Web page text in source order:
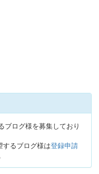
ブログ様を募集しており
るブログ様は登録申請